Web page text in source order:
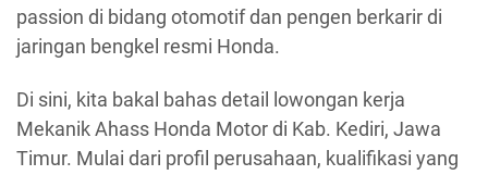
passion di bidang otomotif dan pengen berkarir di
jaringan bengkel resmi Honda.
Di sini, kita bakal bahas detail lowongan kerja
Mekanik Ahass Honda Motor di Kab. Kediri, Jawa
Timur. Mulai dari profil perusahaan, kualifikasi yang